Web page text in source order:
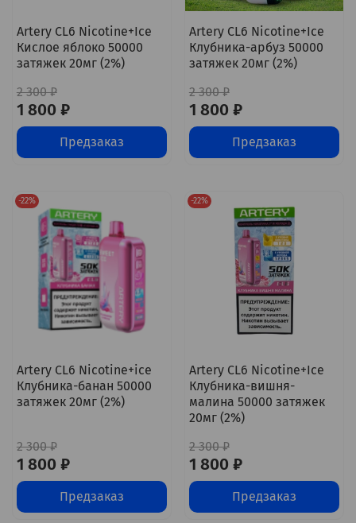
Artery CL6 Nicotine+Ice
Кислое яблоко 50000
затяжек 20мг (2%)
2 300 ₽
1 800 ₽
Предзаказ
Artery CL6 Nicotine+Ice
Клубника-арбуз 50000
затяжек 20мг (2%)
2 300 ₽
1 800 ₽
Предзаказ
-22%
Artery CL6 Nicotine+ice
Клубника-банан 50000
затяжек 20мг (2%)
2 300 ₽
1 800 ₽
Предзаказ
-22%
Artery CL6 Nicotine+Ice
Клубника-вишня-
малина 50000 затяжек
20мг (2%)
2 300 ₽
1 800 ₽
Предзаказ